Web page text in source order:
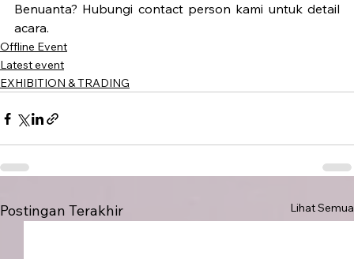
Benuanta? Hubungi contact person kami untuk detail
acara.
Offline Event
Latest event
EXHIBITION & TRADING
Postingan Terakhir Lihat Semua